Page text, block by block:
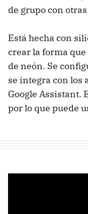
de grupo con
Está hecha con
crear la forma
de neón. Se
se integra con los
Google Assistant.
por lo que puede